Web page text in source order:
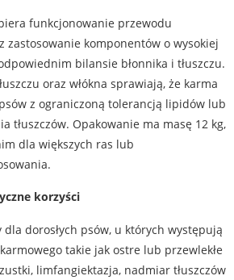
funkcjonowanie przewodu
zastosowanie komponentów o wysokiej
bilansie błonnika i tłuszczu.
oraz włókna sprawiają, że karma
z ograniczoną tolerancją lipidów lub
tłuszczów. Opakowanie ma masę 12 kg,
dla większych ras lub
korzyści
dorosłych psów, u których występują
takie jak ostre lub przewlekłe
limfangiektazja, nadmiar tłuszczów